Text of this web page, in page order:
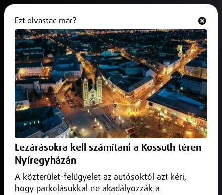
Újabb afrikai sertéspestis-gócok a
határ közelében
2025. október 12.Külföld
Riadókészültségben a hatóságok.
Ezt olvastad már?
Lezárásokra kell számítani a Kossuth téren
Nyíregyházán
A közterület-felügyelet az autósoktól azt kéri,
hogy parkolásukkal ne akadályozzák a